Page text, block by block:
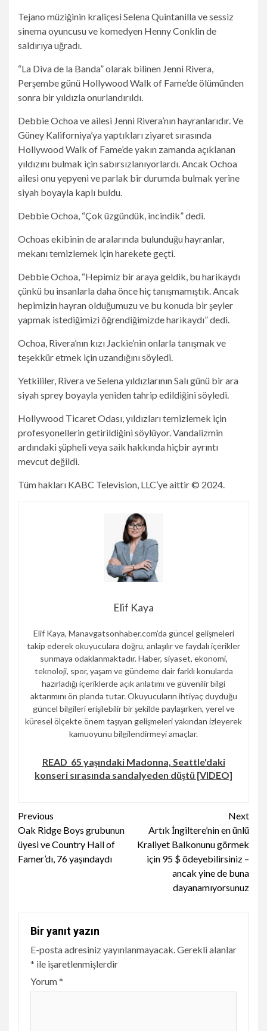
Tejano müziğinin kraliçesi Selena Quintanilla ve sessiz
sinema oyuncusu ve komedyen Henny Conklin de
saldırıya uğradı.
“La Diva de la Banda” olarak bilinen Jenni Rivera,
Perşembe günü Hollywood Walk of Fame’de ölümünden
sonra bir yıldızla onurlandırıldı.
Debbie Ochoa ve ailesi Jenni Rivera’nın hayranlarıdır. Ve
Güney Kaliforniya’ya yaptıkları ziyaret sırasında
Hollywood Walk of Fame’de yakın zamanda açıklanan
yıldızını bulmak için sabırsızlanıyorlardı. Ancak Ochoa
ailesi onu yepyeni ve parlak bir durumda bulmak yerine
siyah boyayla kaplı buldu.
Debbie Ochoa, “Çok üzgündük, incindik” dedi.
Ochoas ekibinin de aralarında bulunduğu hayranlar,
mekanı temizlemek için harekete geçti.
Debbie Ochoa, “Hepimiz bir araya geldik, bu harikaydı
çünkü bu insanlarla daha önce hiç tanışmamıştık. Ancak
hepimizin hayran olduğumuzu ve bu konuda bir şeyler
yapmak istediğimizi öğrendiğimizde harikaydı” dedi.
Ochoa, Rivera’nın kızı Jackie’nin onlarla tanışmak ve
teşekkür etmek için uzandığını söyledi.
Yetkililer, Rivera ve Selena yıldızlarının Salı günü bir ara
siyah sprey boyayla yeniden tahrip edildiğini söyledi.
Hollywood Ticaret Odası, yıldızları temizlemek için
profesyonellerin getirildiğini söylüyor. Vandalizmin
ardındaki şüpheli veya saik hakkında hiçbir ayrıntı
mevcut değildi.
Tüm hakları KABC Television, LLC’ye aittir © 2024.
Elif Kaya
Elif Kaya, Manavgatsonhaber.com’da güncel gelişmeleri
takip ederek okuyuculara doğru, anlaşılır ve faydalı içerikler
sunmaya odaklanmaktadır. Haber, siyaset, ekonomi,
teknoloji, spor, yaşam ve gündeme dair farklı konularda
hazırladığı içeriklerde açık anlatımı ve güvenilir bilgi
aktarımını ön planda tutar. Okuyucuların ihtiyaç duyduğu
güncel bilgileri erişilebilir bir şekilde paylaşırken, yerel ve
küresel ölçekte önem taşıyan gelişmeleri yakından izleyerek
kamuoyunu bilgilendirmeyi amaçlar.
READ 65 yaşındaki Madonna, Seattle'daki
konseri sırasında sandalyeden düştü [VIDEO]
Continue
Reading
Previous
Oak Ridge Boys grubunun
üyesi ve Country Hall of
Famer’dı, 76 yaşındaydı
Next
Artık İngiltere’nin en ünlü
Kraliyet Balkonunu görmek
için 95 $ ödeyebilirsiniz –
ancak yine de buna
dayanamıyorsunuz
Bir yanıt yazın
E-posta adresiniz yayınlanmayacak. Gerekli alanlar
* ile işaretlenmişlerdir
Yorum*